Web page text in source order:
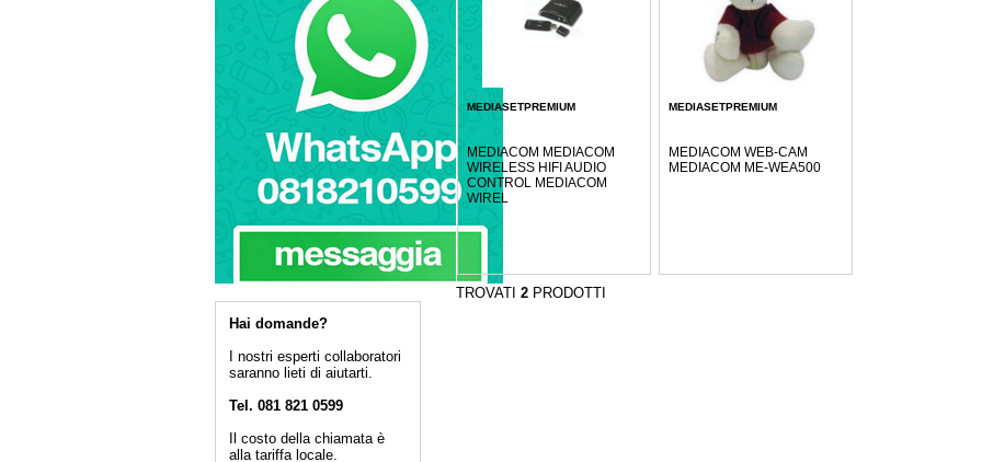
Hai domande?
I nostri esperti collaboratori
saranno lieti di aiutarti.
Tel. 081 821 0599
Il costo della chiamata è
alla tariffa locale.
MEDIASETPREMIUM
MEDIACOM MEDIACOM
WIRELESS HIFI AUDIO
CONTROL MEDIACOM
WIREL
MEDIASETPREMIUM
MEDIACOM WEB-CAM
MEDIACOM ME-WEA500
TROVATI 2PRODOTTI